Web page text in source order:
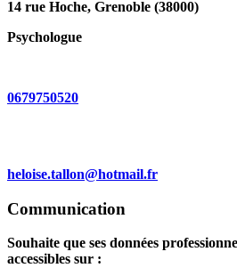
14 rue Hoche, Grenoble (38000)
Psychologue
0679750520
heloise.tallon@hotmail.fr
Communication
Souhaite que ses données
accessibles sur :